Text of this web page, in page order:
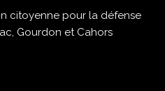
citoyenne pour la défense
Gourdon et Cahors